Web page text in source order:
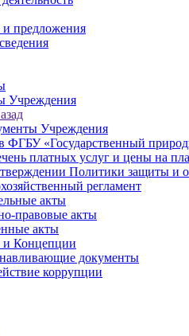
и предложения
Учреждения
Учреждения
ФГБУ «Государственный
платных услуг и цены на
Политики защиты и
регламент
акты
правовые акты
акты
и Концепции
документы
коррупции